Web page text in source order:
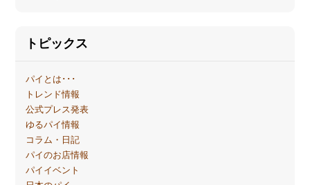
トピックス
パイとは･･･
トレンド情報
公式プレス発表
ゆるパイ情報
コラム・日記
パイのお店情報
パイイベント